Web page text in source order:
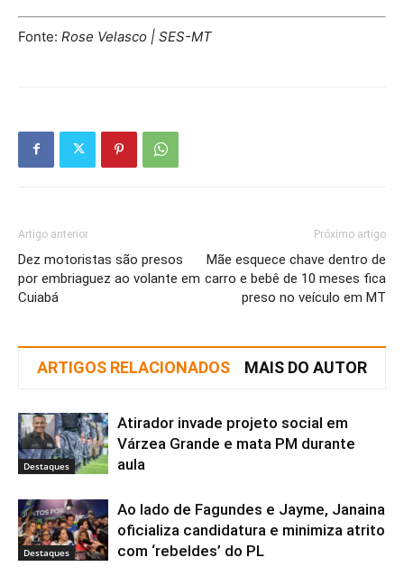
Fonte: Rose Velasco | SES-MT
Artigo anterior
Dez motoristas são presos
por embriaguez ao volante em
Cuiabá
Próximo artigo
Mãe esquece chave dentro de
carro e bebê de 10 meses fica
preso no veículo em MT
ARTIGOS RELACIONADOS MAIS DO AUTOR
Destaques
Atirador invade projeto social em
Várzea Grande e mata PM durante
aula
Destaques
Ao lado de Fagundes e Jayme, Janaina
oficializa candidatura e minimiza atrito
com ‘rebeldes’ do PL